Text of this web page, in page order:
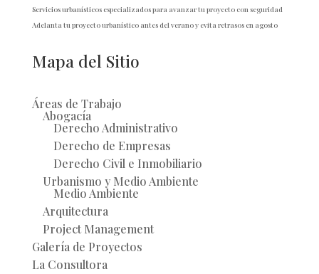
Servicios urbanísticos especializados para avanzar tu proyecto con seguridad
Adelanta tu proyecto urbanístico antes del verano y evita retrasos en agosto
Mapa del Sitio
Áreas de Trabajo
Abogacía
Derecho Administrativo
Derecho de Empresas
Derecho Civil e Inmobiliario
Urbanismo y Medio Ambiente
Medio Ambiente
Arquitectura
Project Management
Galería de Proyectos
La Consultora